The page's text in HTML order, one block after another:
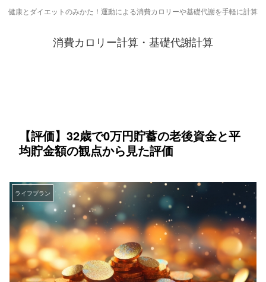
健康とダイエットのみかた！運動による消費カロリーや基礎代謝を手軽に計算
消費カロリー計算・基礎代謝計算
【評価】32歳で0万円貯蓄の老後資金と平
均貯金額の観点から見た評価
ライフプラン